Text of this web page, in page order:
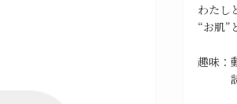
わたし
“お肌”
趣味
読書